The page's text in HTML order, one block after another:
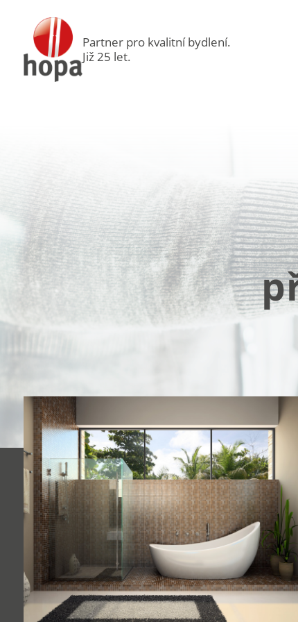
Partner pro kvalitní bydlení.
Již 25 let.